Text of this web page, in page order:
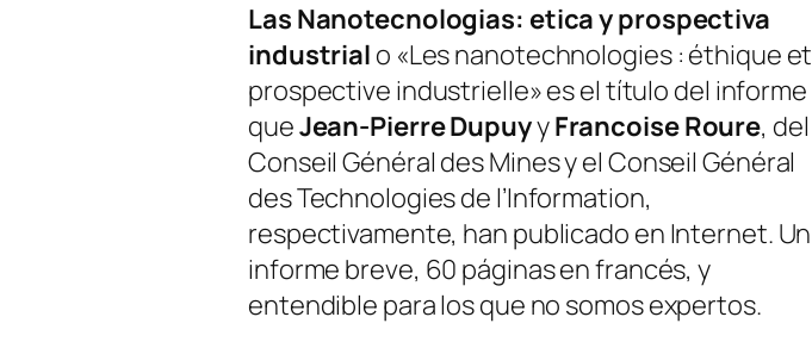
Las Nanotecnologias: etica y prospectiva
industrial o «Les nanotechnologies : éthique et
prospective industrielle» es el título del informe
queJean-Pierre DupuyyFrancoise Roure, del
Conseil Général des Mines y el Conseil Général
des Technologies de l’Information,
respectivamente, han publicado en Internet. Un
informe breve, 60 páginas en francés, y
entendible para los que no somos expertos.